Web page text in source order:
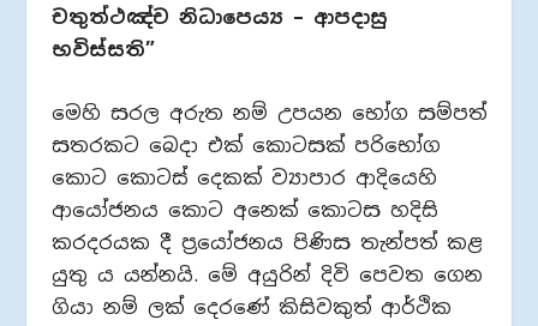
චතුත්ථඤ්ච නිධාපෙය්‍ය – ආපදාසු
භවිස්සති”
මෙහි සරල අරුත නම් උපයන භෝග සම්පත්
සතරකට බෙදා එක් කොටසක් පරිභෝග
කොට කොටස් දෙකක් ව්‍යාපාර ආදියෙහි
ආයෝජනය කොට අනෙක් කොටස හදිසි
කරදරයක දී ප්‍රයෝජනය පිණිස තැන්පත් කළ
යුතු ය යන්නයි. මේ අයුරින් දිවි පෙවත ගෙන
ගියා නම් ලක් දෙරණේ කිසිවකුත් ආර්ථික